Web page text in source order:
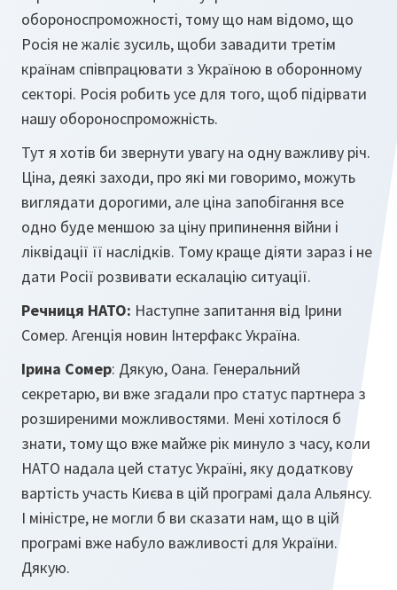
обороноспроможності, тому що нам відомо, що
Росія не жаліє зусиль, щоби завадити третім
країнам співпрацювати з Україною в оборонному
секторі. Росія робить усе для того, щоб підірвати
нашу обороноспроможність.
Тут я хотів би звернути увагу на одну важливу річ.
Ціна, деякі заходи, про які ми говоримо, можуть
виглядати дорогими, але ціна запобігання все
одно буде меншою за ціну припинення війни і
ліквідації її наслідків. Тому краще діяти зараз і не
дати Росії розвивати ескалацію ситуації.
Речниця НАТО: Наступне запитання від Ірини
Сомер. Агенція новин Інтерфакс Україна.
Ірина Сомер: Дякую, Оана. Генеральний
секретарю, ви вже згадали про статус партнера з
розширеними можливостями. Мені хотілося б
знати, тому що вже майже рік минуло з часу, коли
НАТО надала цей статус Україні, яку додаткову
вартість участь Києва в цій програмі дала Альянсу.
І міністре, не могли б ви сказати нам, що в цій
програмі вже набуло важливості для України.
Дякую.